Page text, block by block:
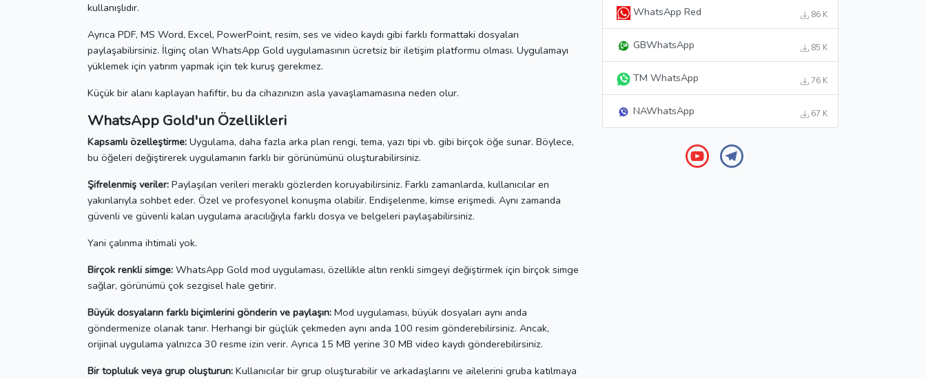
kullanışlıdır.
Ayrıca PDF, MS Word, Excel, PowerPoint, resim, ses ve video kaydı gibi farklı formattaki dosyaları
paylaşabilirsiniz. İlginç olan WhatsApp Gold uygulamasının ücretsiz bir iletişim platformu olması. Uygulamayı
yüklemek için yatırım yapmak için tek kuruş gerekmez.
Küçük bir alanı kaplayan hafiftir, bu da cihazınızın asla yavaşlamamasına neden olur.
WhatsApp Gold'un Özellikleri
Kapsamlı özelleştirme: Uygulama, daha fazla arka plan rengi, tema, yazı tipi vb. gibi birçok öğe sunar. Böylece,
bu öğeleri değiştirerek uygulamanın farklı bir görünümünü oluşturabilirsiniz.
Şifrelenmiş veriler: Paylaşılan verileri meraklı gözlerden koruyabilirsiniz. Farklı zamanlarda, kullanıcılar en
yakınlarıyla sohbet eder. Özel ve profesyonel konuşma olabilir. Endişelenme, kimse erişmedi. Aynı zamanda
güvenli ve güvenli kalan uygulama aracılığıyla farklı dosya ve belgeleri paylaşabilirsiniz.
Yani çalınma ihtimali yok.
Birçok renkli simge: WhatsApp Gold mod uygulaması, özellikle altın renkli simgeyi değiştirmek için birçok simge
sağlar, görünümü çok sezgisel hale getirir.
Büyük dosyaların farklı biçimlerini gönderin ve paylaşın: Mod uygulaması, büyük dosyaları aynı anda
göndermenize olanak tanır. Herhangi bir güçlük çekmeden aynı anda 100 resim gönderebilirsiniz. Ancak,
orijinal uygulama yalnızca 30 resme izin verir. Ayrıca 15 MB yerine 30 MB video kaydı gönderebilirsiniz.
Bir topluluk veya grup oluşturun: Kullanıcılar bir grup oluşturabilir ve arkadaşlarını ve ailelerini gruba katılmaya
WhatsApp Red 86 K
GBWhatsApp 85 K
TM WhatsApp 76 K
NAWhatsApp 67 K